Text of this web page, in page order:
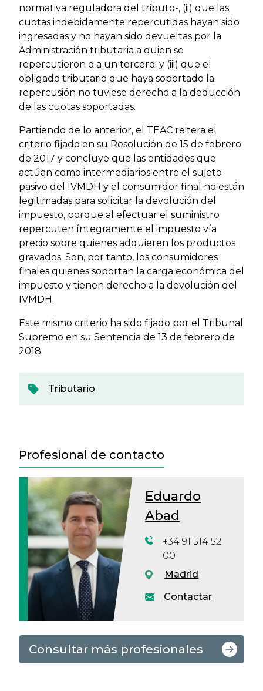
normativa reguladora del tributo-, (ii) que las
cuotas indebidamente repercutidas hayan sido
ingresadas y no hayan sido devueltas por la
Administración tributaria a quien se
repercutieron o a un tercero; y (iii) que el
obligado tributario que haya soportado la
repercusión no tuviese derecho a la deducción
de las cuotas soportadas.
Partiendo de lo anterior, el TEAC reitera el
criterio fijado en su Resolución de 15 de febrero
de 2017 y concluye que las entidades que
actúan como intermediarios entre el sujeto
pasivo del IVMDH y el consumidor final no están
legitimadas para solicitar la devolución del
impuesto, porque al efectuar el suministro
repercuten íntegramente el impuesto vía
precio sobre quienes adquieren los productos
gravados. Son, por tanto, los consumidores
finales quienes soportan la carga económica del
impuesto y tienen derecho a la devolución del
IVMDH.
Este mismo criterio ha sido fijado por el Tribunal
Supremo en su Sentencia de 13 de febrero de
2018.
Tributario
Profesional de contacto
Eduardo
Abad
Contactar
+34 91 514 52
00
Madrid
Consultar más profesionales